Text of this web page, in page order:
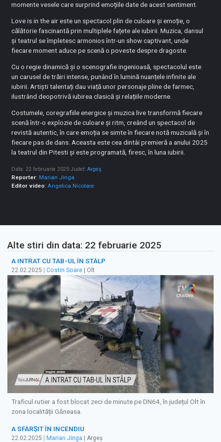
momente vesele care surprind emoțiile date de acest sentiment.
Love is in the air este un spectacol plin de culoare și emoție, o
călătorie fascinantă prin multiplele fațete ale iubirii. Muzica, dansul
și teatrul se împletesc armonios într-un show captivant, unde
fiecare moment aduce pe scenă o poveste despre dragoste.
Cu o regie dinamică și o scenografie ingenioasă, spectacolul este
un carusel de trăiri intense, punând în lumină nuanțele infinite ale
iubirii. Artiști talentați dau viață unor personaje pline de farmec,
ilustrând deopotrivă iubirea clasică și relațiile moderne.
Costumele, coregrafiile energice și muzica live transformă fiecare
scenă într-o explozie de culoare și ritm, creând un spectacol de
revistă autentic, în care emoția se simte în fiecare notă muzicală și în
fiecare pas de dans. Aceasta este cea dintâi premieră a anului 2025
la teatrul din Pitesti și este programată, firesc, în luna iubirii.
Data: 22 februarie 2025 Judet:Argeș
Reporter: Marian Jinga
Editor video:Angelica Nicolaie
Alte stiri din data: 22 februarie 2025
A INTRAT CU TAB-UL ÎN STÂLP
22.02.2025 Costin Soare | Olt
Traficul rutier a fost blocat zeci de minute pe DN64, în județul Olt în
zona localității Gǎneasa.
A SFÂRȘIT ÎN INCENDIU
22.02.2025 | Marian Jinga | Argeș